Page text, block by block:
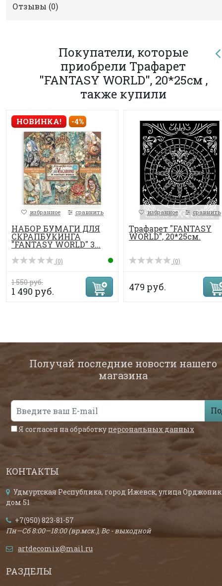
Отзывы (0)
Покупатели, которые
приобрели Трафарет
"FANTASY WORLD", 20*25см ,
также купили
НОВИНКА! -4%
избранное сравнить
НАБОР БУМАГИ ДЛЯ
СКРАПБУКИНГА
"FANTASY WORLD" 3...
(0)
1 550 руб.
1 490 руб.
избранное сравнить
Трафарет "FANTASY
WORLD", 20*25см.
(0)
479 руб.
Получай последние новости нашего
магазина
Я согласен на обработку персональных данных
КОНТАКТЫ
Удмуртская Республика, город Ижевск, улица
дом 51
+7(950) 823-81-57
Пн—Сб 8:00—18:00 (вр.мск.), Вс - выходной
artdecomix@mail.ru
РАЗДЕЛЫ